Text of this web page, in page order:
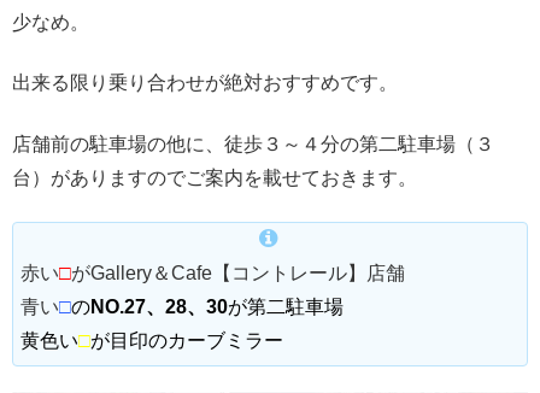
少なめ。
出来る限り乗り合わせが絶対おすすめです。
店舗前の駐車場の他に、徒歩３～４分の第二駐車場（３
台）がありますのでご案内を載せておきます。
赤い□がGallery＆Cafe【コントレール】店舗
青い□のNO.27、28、30が第二駐車場
黄色い□が目印のカーブミラー